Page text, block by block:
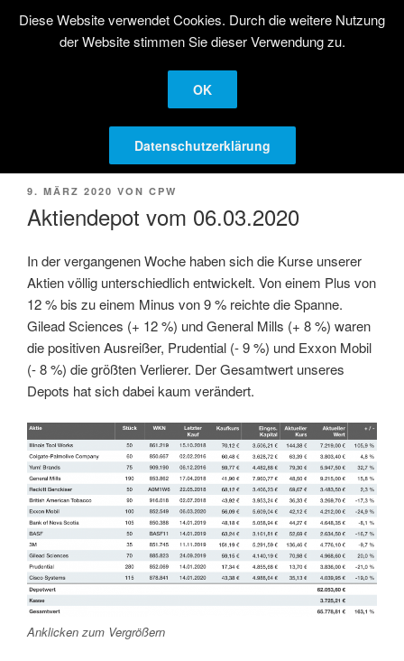
InhaltSTRATEGISCHE
AKTIENANLAGE
Langfristige Kapitalanlage in Aktien
Menü
VERÖFFENTLICHT
9. MÄRZ 2020 VON CPW
Aktiendepot vom 06.03.2020
In der vergangenen Woche haben sich die Kurse unserer
Aktien völlig unterschiedlich entwickelt. Von einem Plus von
12 % bis zu einem Minus von 9 % reichte die Spanne.
Gilead Sciences (+ 12 %) und General Mills (+ 8 %) waren
die positiven Ausreißer, Prudential (- 9 %) und Exxon Mobil
(- 8 %) die größten Verlierer. Der Gesamtwert unseres
Depots hat sich dabei kaum verändert.
Anklicken zum Vergrößern
Diese Website verwendet Cookies. Durch die weitere Nutzung
der Website stimmen Sie dieser Verwendung zu.
OK
Datenschutzerklärung